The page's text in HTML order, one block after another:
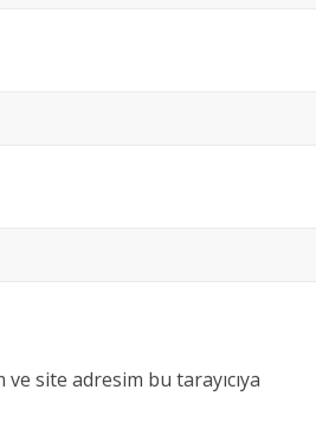
site adresim bu tarayıcıya